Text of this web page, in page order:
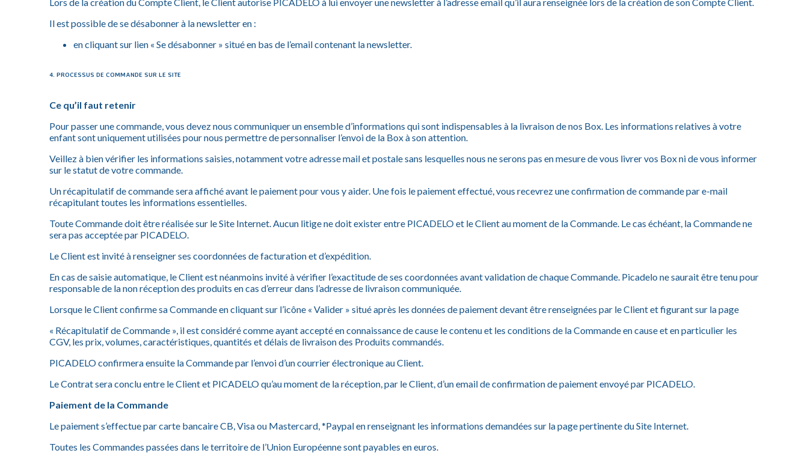
Il est possible de se désabonner à la newsletter en :
en cliquant sur lien « Se désabonner » situé en bas de l’email contenant la newsletter.
4. PROCESSUS DE COMMANDE SUR LE SITE
Ce qu’il faut retenir
Pour passer une commande, vous devez nous communiquer un ensemble d’informations qui sont indispensables à la livraison de nos Box. Les informations relatives à votre
enfant sont uniquement utilisées pour nous permettre de personnaliser l’envoi de la Box à son attention.
Veillez à bien vérifier les informations saisies, notamment votre adresse mail et postale sans lesquelles nous ne serons pas en mesure de vous livrer vos Box ni de vous informer
sur le statut de votre commande.
Un récapitulatif de commande sera affiché avant le paiement pour vous y aider. Une fois le paiement effectué, vous recevrez une confirmation de commande par e-mail
récapitulant toutes les informations essentielles.
Toute Commande doit être réalisée sur le Site Internet. Aucun litige ne doit exister entre PICADELO et le Client au moment de la Commande. Le cas échéant, la Commande ne
sera pas acceptée par PICADELO.
Le Client est invité à renseigner ses coordonnées de facturation et d’expédition.
En cas de saisie automatique, le Client est néanmoins invité à vérifier l’exactitude de ses coordonnées avant validation de chaque Commande. Picadelo ne saurait être tenu pour
responsable de la non réception des produits en cas d’erreur dans l’adresse de livraison communiquée.
Lorsque le Client confirme sa Commande en cliquant sur l’icône « Valider » situé après les données de paiement devant être renseignées par le Client et figurant sur la page
« Récapitulatif de Commande », il est considéré comme ayant accepté en connaissance de cause le contenu et les conditions de la Commande en cause et en particulier les
CGV, les prix, volumes, caractéristiques, quantités et délais de livraison des Produits commandés.
PICADELO confirmera ensuite la Commande par l’envoi d’un courrier électronique au Client.
Le Contrat sera conclu entre le Client et PICADELO qu’au moment de la réception, par le Client, d’un email de confirmation de paiement envoyé par PICADELO.
Paiement de la Commande
Le paiement s’effectue par carte bancaire CB, Visa ou Mastercard, *Paypal en renseignant les informations demandées sur la page pertinente du Site Internet.
Toutes les Commandes passées dans le territoire de l’Union Européenne sont payables en euros.